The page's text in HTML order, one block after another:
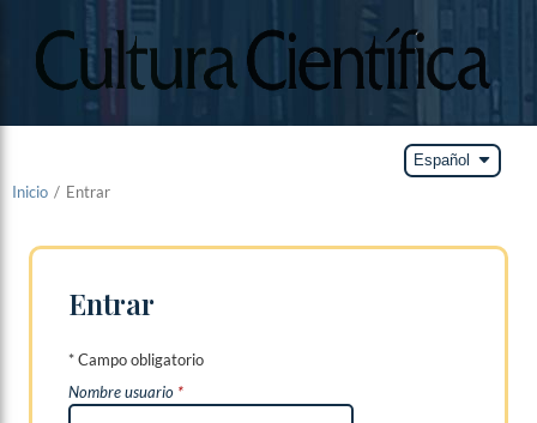
Español arrow_drop_down
Inicio / Entrar
Entrar
* Campo obligatorio
Nombre usuario *